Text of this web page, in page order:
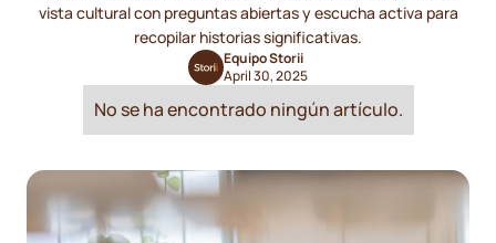
vista cultural con preguntas abiertas y escucha activa para
recopilar historias significativas.
Equipo Storii
April 30, 2025
No se ha encontrado ningún artículo.